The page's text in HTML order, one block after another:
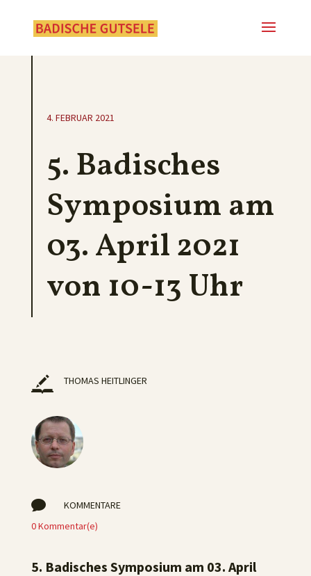
4. FEBRUAR 2021
5. Badisches
Symposium am
03. April 2021
von 10-13 Uhr
THOMAS HEITLINGER

KOMMENTARE
0 Kommentar(e)
5. Badisches Symposium am 03. April